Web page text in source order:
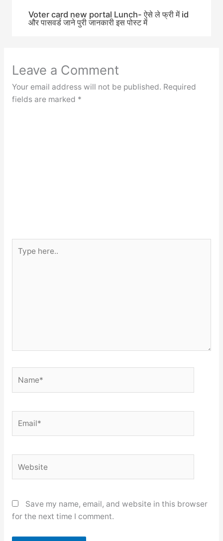
Voter card new portal Lunch- ऐसे ले फ्री में id
और पासवर्ड जाने पुरी जानकारी इस पोस्ट में
Leave a Comment
Your email address will not be published. Required
fields are marked *
here..
Save my name, email, and website in this browser
for the next time I comment.